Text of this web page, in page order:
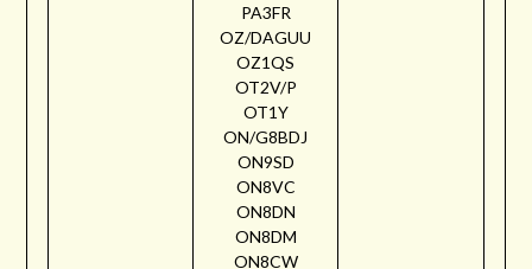
PA3FR
OZ/DAGUU
OZ1QS
OT2V/P
OT1Y
ON/G8BDJ
ON9SD
ON8VC
ON8DN
ON8DM
ON8CW